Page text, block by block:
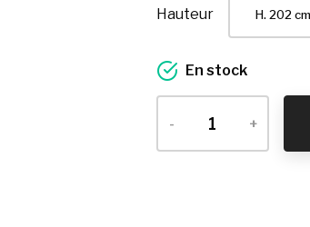
Hauteur
En stock
- +